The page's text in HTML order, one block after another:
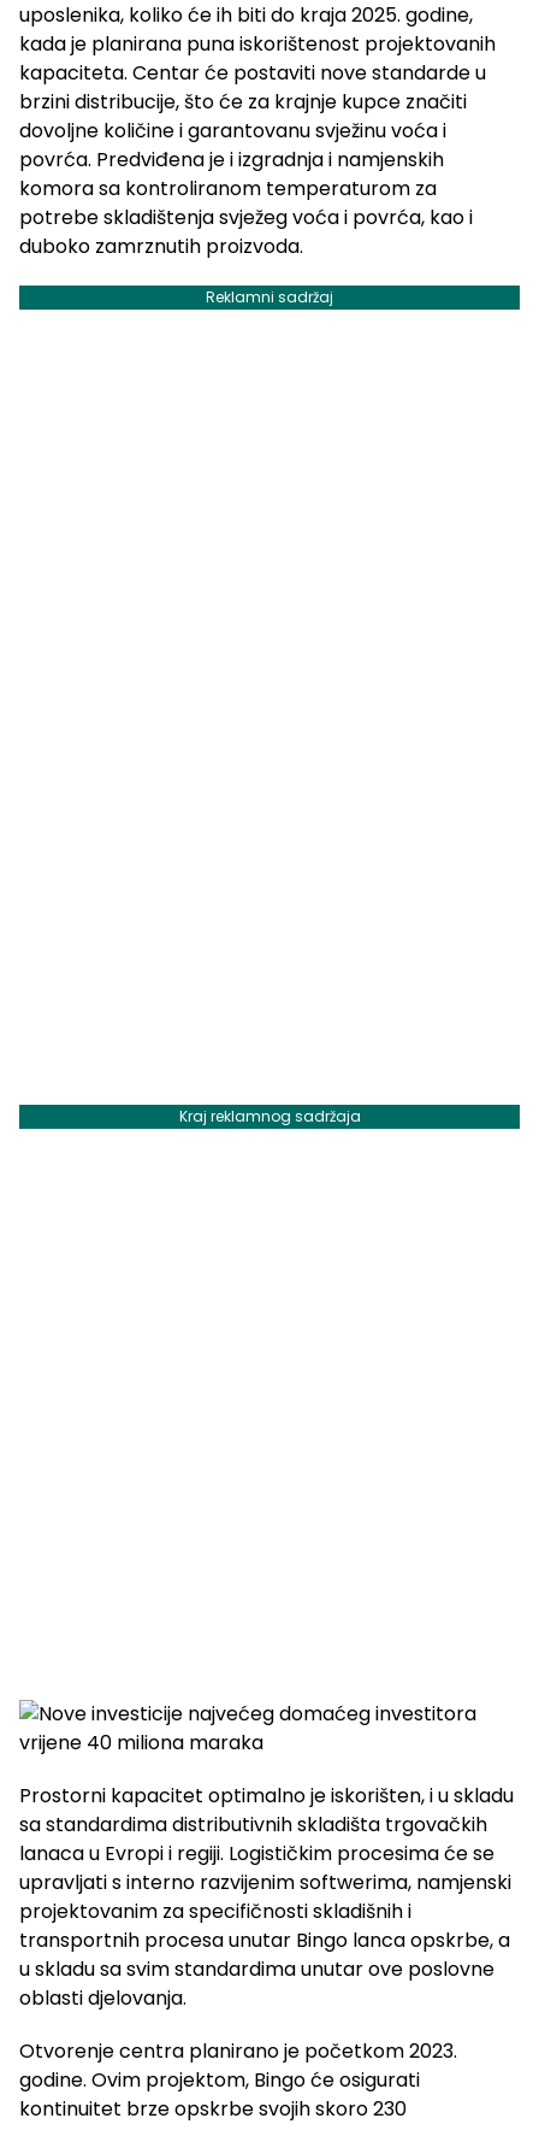
uposlenika, koliko će ih biti do kraja 2025. godine,
kada je planirana puna iskorištenost projektovanih
kapaciteta. Centar će postaviti nove standarde u
brzini distribucije, što će za krajnje kupce značiti
dovoljne količine i garantovanu svježinu voća i
povrća. Predviđena je i izgradnja i namjenskih
komora sa kontroliranom temperaturom za
potrebe skladištenja svježeg voća i povrća, kao i
duboko zamrznutih proizvoda.
Reklamni sadržaj
Kraj reklamnog sadržaja
Prostorni kapacitet optimalno je iskorišten, i u skladu
sa standardima distributivnih skladišta trgovačkih
lanaca u Evropi i regiji. Logističkim procesima će se
upravljati s interno razvijenim softwerima, namjenski
projektovanim za specifičnosti skladišnih i
transportnih procesa unutar Bingo lanca opskrbe, a
u skladu sa svim standardima unutar ove poslovne
oblasti djelovanja.
Otvorenje centra planirano je početkom 2023.
godine. Ovim projektom, Bingo će osigurati
kontinuitet brze opskrbe svojih skoro 230